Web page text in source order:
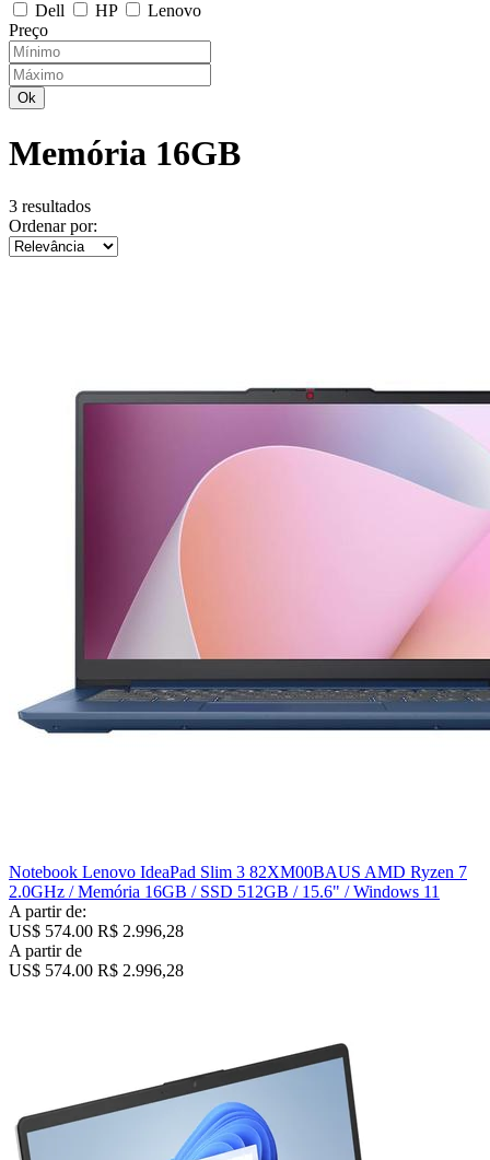
Dell
HP
Lenovo
Preço
Ok
Memória 16GB
3 resultados
Ordenar por:
Notebook Lenovo IdeaPad Slim 3 82XM00BAUS AMD Ryzen 7
2.0GHz / Memória 16GB / SSD 512GB / 15.6" / Windows 11
A partir de:
US$ 574.00 R$ 2.996,28
A partir de
US$ 574.00 R$ 2.996,28